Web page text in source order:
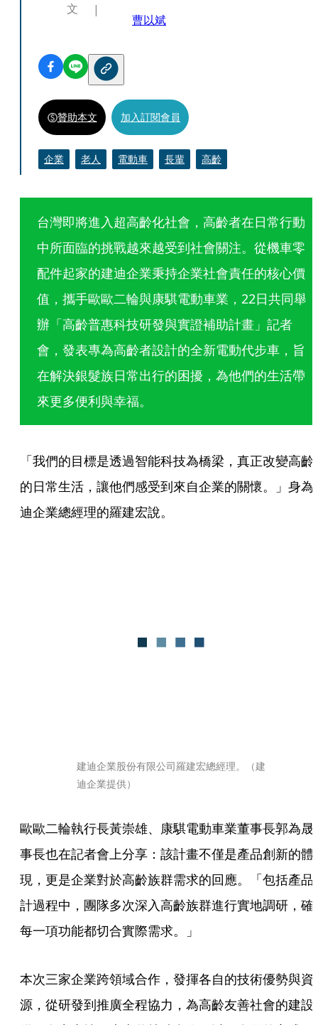
文
曹以斌
贊助本文 加入訂閱會員
企業 老人 電動車 長輩 高齡
台灣即將進入超高齡化社會，高齡者在日常行動
中所面臨的挑戰越來越受到社會關注。從機車零
配件起家的建迪企業秉持企業社會責任的核心價
值，攜手歐歐二輪與康騏電動車業，22日共同舉
辦「高齡普惠科技研發與實證補助計畫」記者
會，發表專為高齡者設計的全新電動代步車，旨
在解決銀髮族日常出行的困擾，為他們的生活帶
來更多便利與幸福。
「我們的目標是透過智能科技為橋梁，真正改變高齡
的日常生活，讓他們感受到來自企業的關懷。」身為
迪企業總經理的羅建宏說。
建迪企業股份有限公司羅建宏總經理。（建
迪企業提供）
歐歐二輪執行長黃崇雄、康騏電動車業董事長郭為晟
事長也在記者會上分享：該計畫不僅是產品創新的體
現，更是企業對於高齡族群需求的回應。「包括產品
計過程中，團隊多次深入高齡族群進行實地調研，確
每一項功能都切合實際需求。」
本次三家企業跨領域合作，發揮各自的技術優勢與資
源，從研發到推廣全程協力，為高齡友善社會的建設